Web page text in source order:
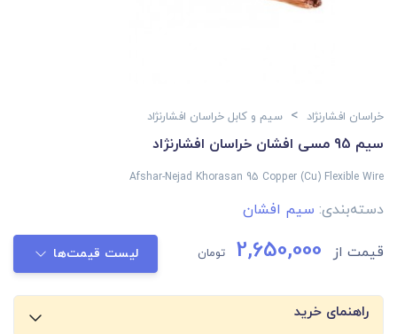
خراسان افشارنژاد > سیم و کابل خراسان افشارنژاد
سیم 95 مسی افشان خراسان افشارنژاد
Afshar-Nejad Khorasan 95 Copper (Cu) Flexible Wire
دسته‌بندی: سیم افشان
قیمت از 2,650,000 تومان لیست قیمت‌ها
راهنمای خرید